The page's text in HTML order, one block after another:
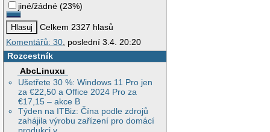
jiné/žádné (23%)
Celkem 2327 hlasů
Komentářů: 30, poslední 3.4. 20:20
Rozcestník
AbcLinuxu
Ušetřete 30 %: Windows 11 Pro jen
za €22,50 a Office 2024 Pro za
€17,15 – akce B
Týden na ITBiz: Čína podle zdrojů
zahájila výrobu zařízení pro domácí
produkci v